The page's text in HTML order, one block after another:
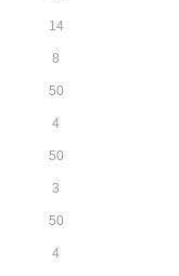
14
8
50
4
50
3
50
4